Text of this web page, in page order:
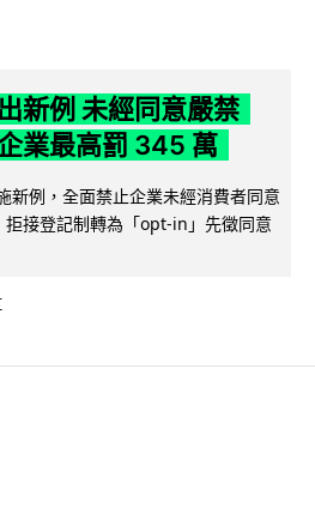
新例 未經同意嚴禁
業最高罰 345 萬
新例，全面禁止企業未經消費者同意
接登記制轉為「opt-in」先徵同意